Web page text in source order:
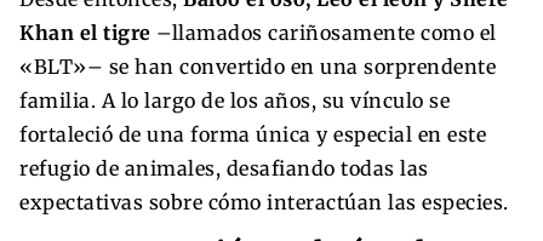
Khan el tigre –llamados cariñosamente como el
«BLT»– se han convertido en una sorprendente
familia. A lo largo de los años, su vínculo se
fortaleció de una forma única y especial en este
refugio de animales, desafiando todas las
expectativas sobre cómo interactúan las especies.